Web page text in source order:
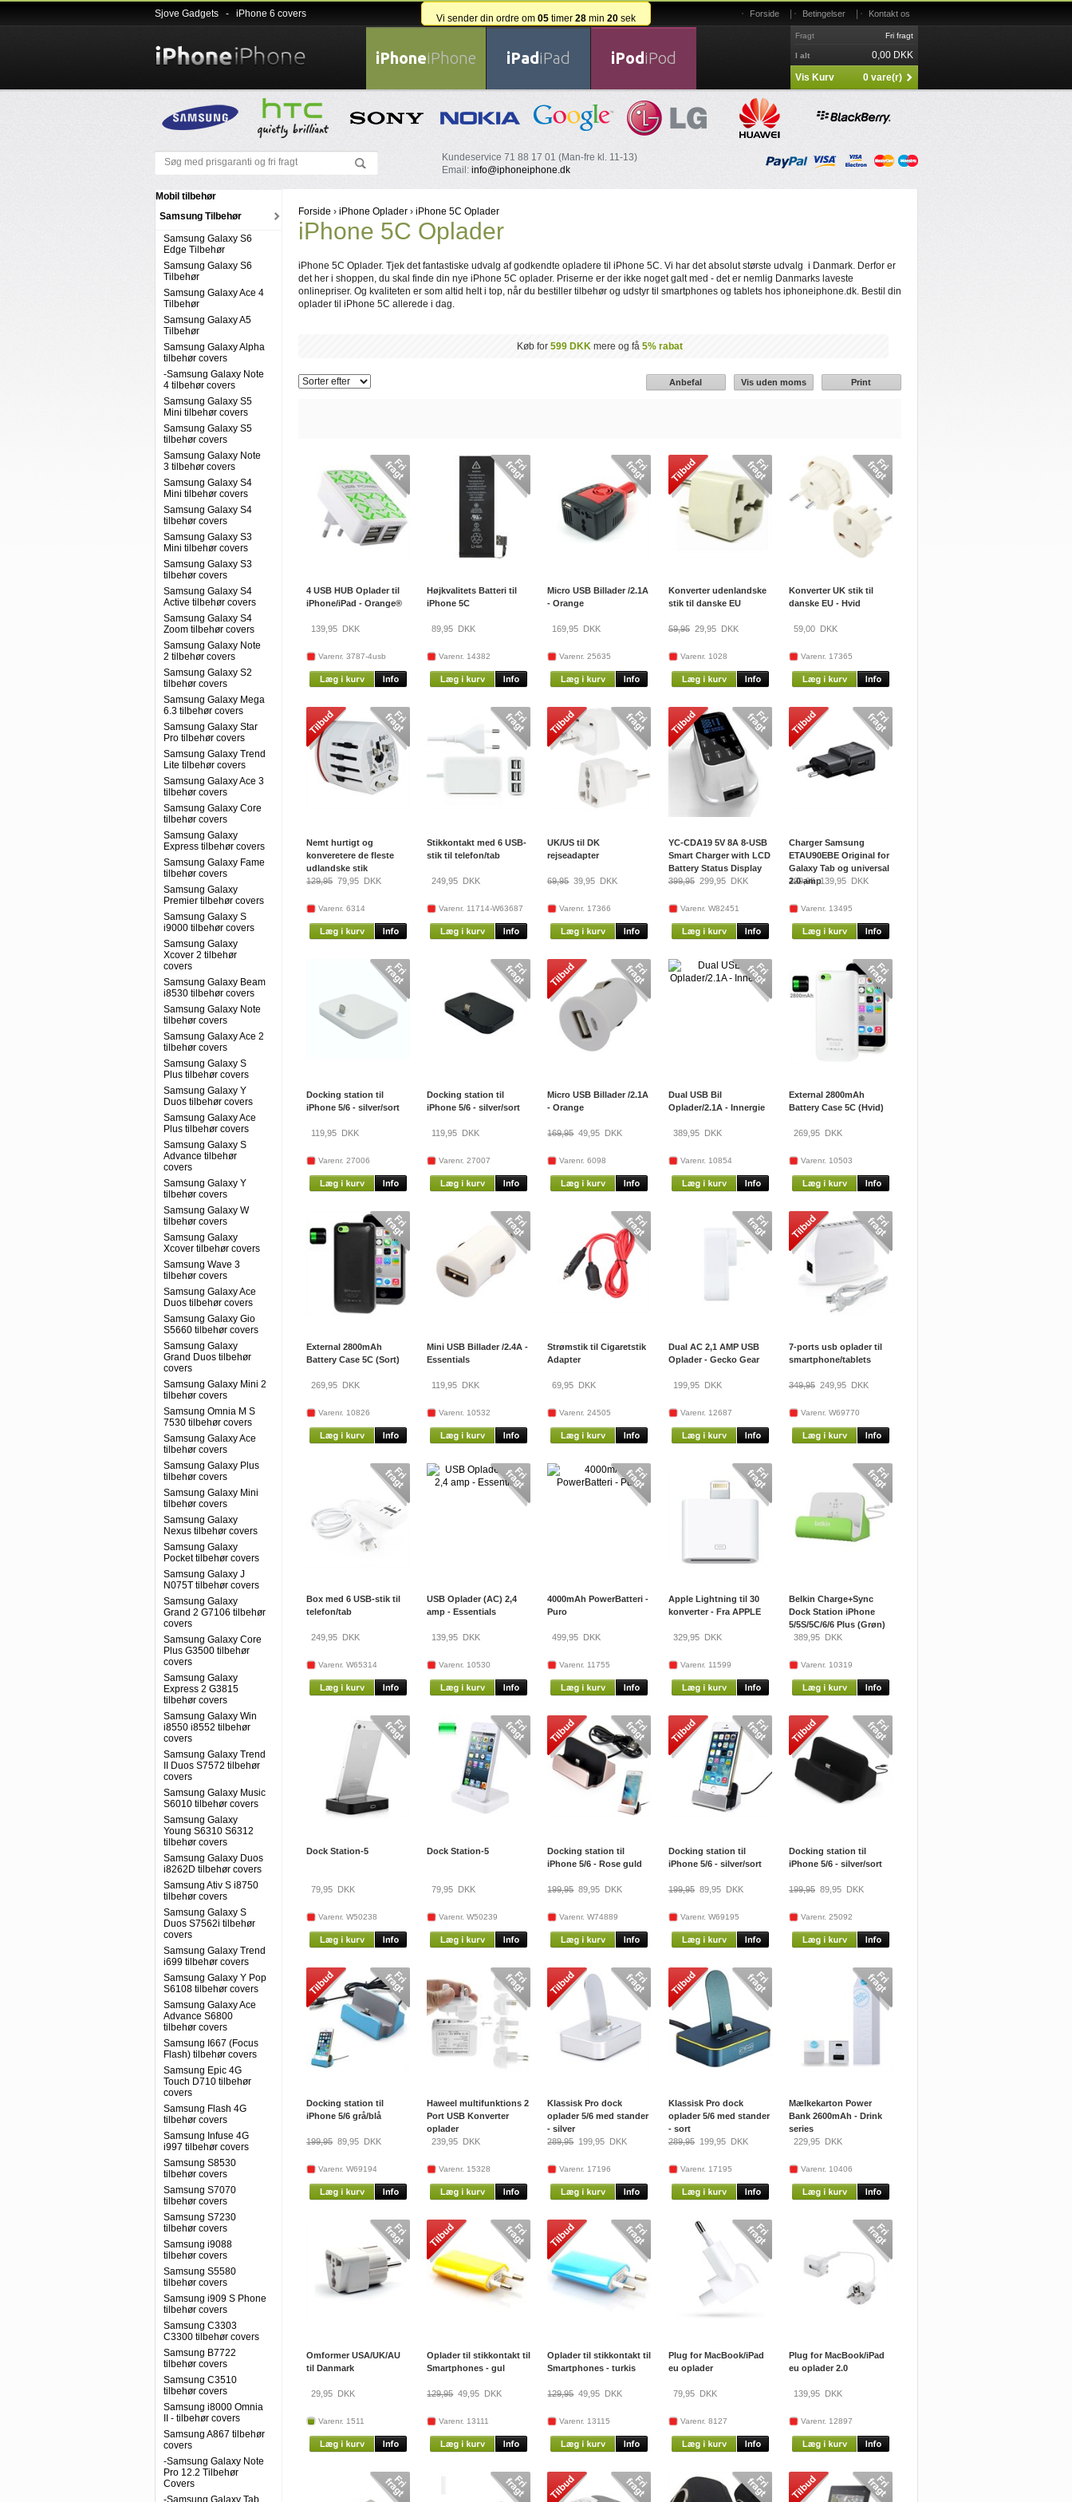
Sjove Gadgets- iPhone 6 covers Vi sender din ordre om 05timer 28min 19sek Forside Betingelser Kontakt os
Mobil tilbehør
Samsung Tilbehør
Samsung Galaxy S6
Edge Tilbehør
Samsung Galaxy S6
Tilbehør
Samsung Galaxy Ace 4
Tilbehør
Samsung Galaxy A5
Tilbehør
Samsung Galaxy Alpha
tilbehør covers
-Samsung Galaxy Note
4 tilbehør covers
Samsung Galaxy S5
Mini tilbehør covers
Samsung Galaxy S5
tilbehør covers
Samsung Galaxy Note
3 tilbehør covers
Samsung Galaxy S4
Mini tilbehør covers
Samsung Galaxy S4
tilbehør covers
Samsung Galaxy S3
Mini tilbehør covers
Samsung Galaxy S3
tilbehør covers
Samsung Galaxy S4
Active tilbehør covers
Samsung Galaxy S4
Zoom tilbehør covers
Samsung Galaxy Note
2 tilbehør covers
Samsung Galaxy S2
tilbehør covers
Samsung Galaxy Mega
6.3 tilbehør covers
Samsung Galaxy Star
Pro tilbehør covers
Samsung Galaxy Trend
Lite tilbehør covers
Samsung Galaxy Ace 3
tilbehør covers
Samsung Galaxy Core
tilbehør covers
Samsung Galaxy
Express tilbehør covers
Samsung Galaxy Fame
tilbehør covers
Samsung Galaxy
Premier tilbehør covers
Samsung Galaxy S
i9000 tilbehør covers
Samsung Galaxy
Xcover 2 tilbehør
covers
Samsung Galaxy Beam
i8530 tilbehør covers
Samsung Galaxy Note
tilbehør covers
Samsung Galaxy Ace 2
tilbehør covers
Samsung Galaxy S
Plus tilbehør covers
Samsung Galaxy Y
Duos tilbehør covers
Samsung Galaxy Ace
Plus tilbehør covers
Samsung Galaxy S
Advance tilbehør
covers
Samsung Galaxy Y
tilbehør covers
Samsung Galaxy W
tilbehør covers
Samsung Galaxy
Xcover tilbehør covers
Samsung Wave 3
tilbehør covers
Samsung Galaxy Ace
Duos tilbehør covers
Samsung Galaxy Gio
S5660 tilbehør covers
Samsung Galaxy
Grand Duos tilbehør
covers
Samsung Galaxy Mini 2
tilbehør covers
Samsung Omnia M S
7530 tilbehør covers
Samsung Galaxy Ace
tilbehør covers
Samsung Galaxy Plus
tilbehør covers
Samsung Galaxy Mini
tilbehør covers
Samsung Galaxy
Nexus tilbehør covers
Samsung Galaxy
Pocket tilbehør covers
Samsung Galaxy J
N075T tilbehør covers
Samsung Galaxy
Grand 2 G7106 tilbehør
covers
Samsung Galaxy Core
Plus G3500 tilbehør
covers
Samsung Galaxy
Express 2 G3815
tilbehør covers
Samsung Galaxy Win
i8550 i8552 tilbehør
covers
Samsung Galaxy Trend
II Duos S7572 tilbehør
covers
Samsung Galaxy Music
S6010 tilbehør covers
Samsung Galaxy
Young S6310 S6312
tilbehør covers
Samsung Galaxy Duos
i8262D tilbehør covers
Samsung Ativ S i8750
tilbehør covers
Samsung Galaxy S
Duos S7562i tilbehør
covers
Samsung Galaxy Trend
i699 tilbehør covers
Samsung Galaxy Y Pop
S6108 tilbehør covers
Samsung Galaxy Ace
Advance S6800
tilbehør covers
Samsung I667 (Focus
Flash) tilbehør covers
Samsung Epic 4G
Touch D710 tilbehør
covers
Samsung Flash 4G
tilbehør covers
Samsung Infuse 4G
i997 tilbehør covers
Samsung S8530
tilbehør covers
Samsung S7070
tilbehør covers
Samsung S7230
tilbehør covers
Samsung i9088
tilbehør covers
Samsung S5580
tilbehør covers
Samsung i909 S Phone
tilbehør covers
Samsung C3303
C3300 tilbehør covers
Samsung B7722
tilbehør covers
Samsung C3510
tilbehør covers
Samsung i8000 Omnia
II - tilbehør covers
Samsung A867 tilbehør
covers
-Samsung Galaxy Note
Pro 12.2 Tilbehør
Covers
-Samsung Galaxy Tab
iPhoneiPhone iPadiPad iPodiPod
Fragt Fri fragt
I alt
0,00 DKK
Vis Kurv
0 vare(r)
Kundeservice 71 88 17 01 (Man-fre kl. 11-13)
Email: info@iphoneiphone.dk
Forside › iPhone Oplader› iPhone 5C Oplader
iPhone 5C Oplader
iPhone 5C Oplader. Tjek det fantastiske udvalg af godkendte opladere til iPhone 5C. Vi har det absolut største udvalg i Danmark. Derfor er
det her i shoppen, du skal finde din nye iPhone 5C oplader. Priserne er der ikke noget galt med - det er nemlig Danmarks laveste
onlinepriser. Og kvaliteten er som altid helt i top, når du bestiller tilbehør og udstyr til smartphones og tablets hos iphoneiphone.dk. Bestil din
oplader til iPhone 5C allerede i dag.
Køb for 599 DKKmere og få 5% rabat
Anbefal Vis uden moms Print
4 USB HUB Oplader til
iPhone/iPad - Orange®
139,95 DKK
Varenr. 3787-4usb
Højkvalitets Batteri til
iPhone 5C
89,95 DKK
Varenr. 14382
Micro USB Billader /2.1A
- Orange
169,95 DKK
Varenr. 25635
Konverter udenlandske
stik til danske EU
59,95 29,95DKK
Varenr. 1028
Konverter UK stik til
danske EU - Hvid
59,00DKK
Varenr. 17365
Nemt hurtigt og
konveretere de fleste
udlandske stik
129,95 79,95 DKK
Varenr. 6314
Stikkontakt med 6 USB-
stik til telefon/tab
249,95 DKK
Varenr. 11714-W63687
UK/US til DK
rejseadapter
69,95 39,95 DKK
Varenr. 17366
YC-CDA19 5V 8A 8-USB
Smart Charger with LCD
Battery Status Display
399,95 299,95DKK
Varenr. W82451
Charger Samsung
ETAU90EBE Original for
Galaxy Tab og universal
2.0 amp
199,95 139,95DKK
Varenr. 13495
Docking station til
iPhone 5/6 - silver/sort
119,95 DKK
Varenr. 27006
Docking station til
iPhone 5/6 - silver/sort
119,95 DKK
Varenr. 27007
Micro USB Billader /2.1A
- Orange
169,95 49,95 DKK
Varenr. 6098
Dual USB Bil
Oplader/2.1A - Innergie
389,95DKK
Varenr. 10854
External 2800mAh
Battery Case 5C (Hvid)
269,95DKK
Varenr. 10503
External 2800mAh
Battery Case 5C (Sort)
269,95 DKK
Varenr. 10826
Mini USB Billader /2.4A -
Essentials
119,95 DKK
Varenr. 10532
Strømstik til Cigaretstik
Adapter
69,95 DKK
Varenr. 24505
Dual AC 2,1 AMP USB
Oplader - Gecko Gear
199,95DKK
Varenr. 12687
7-ports usb oplader til
smartphone/tablets
349,95 249,95DKK
Varenr. W69770
Box med 6 USB-stik til
telefon/tab
249,95 DKK
Varenr. W65314
USB Oplader (AC) 2,4
amp - Essentials
139,95 DKK
Varenr. 10530
4000mAh PowerBatteri -
Puro
499,95 DKK
Varenr. 11755
Apple Lightning til 30
konverter - Fra APPLE
329,95DKK
Varenr. 11599
Belkin Charge+Sync
Dock Station iPhone
5/5S/5C/6/6 Plus (Grøn)
389,95DKK
Varenr. 10319
Dock Station-5
79,95 DKK
Varenr. W50238
Dock Station-5
79,95 DKK
Varenr. W50239
Docking station til
iPhone 5/6 - Rose guld
199,95 89,95 DKK
Varenr. W74889
Docking station til
iPhone 5/6 - silver/sort
199,95 89,95DKK
Varenr. W69195
Docking station til
iPhone 5/6 - silver/sort
199,95 89,95DKK
Varenr. 25092
Docking station til
iPhone 5/6 grå/blå
199,95 89,95 DKK
Varenr. W69194
Haweel multifunktions 2
Port USB Konverter
oplader
239,95 DKK
Varenr. 15328
Klassisk Pro dock
oplader 5/6 med stander
- silver
289,95 199,95 DKK
Varenr. 17196
Klassisk Pro dock
oplader 5/6 med stander
- sort
289,95
199,95DKK
Varenr. 17195
Mælkekarton Power
Bank 2600mAh - Drink
series
229,95DKK
Varenr. 10406
Omformer USA/UK/AU
til Danmark
29,95 DKK
Varenr. 1511
Oplader til stikkontakt til
Smartphones - gul
129,95 49,95 DKK
Varenr. 13111
Oplader til stikkontakt til
Smartphones - turkis
129,95 49,95 DKK
Varenr. 13115
Plug for MacBook/iPad
eu oplader
79,95DKK
Varenr. 8127
Plug for MacBook/iPad
eu oplader 2.0
139,95DKK
Varenr. 12897